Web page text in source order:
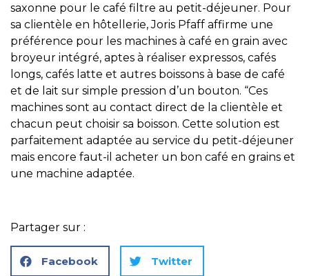
saxonne pour le café filtre au petit-déjeuner. Pour
sa clientèle en hôtellerie, Joris Pfaff affirme une
préférence pour les machines à café en grain avec
broyeur intégré, aptes à réaliser expressos, cafés
longs, cafés latte et autres boissons à base de café
et de lait sur simple pression d’un bouton. “Ces
machines sont au contact direct de la clientèle et
chacun peut choisir sa boisson. Cette solution est
parfaitement adaptée au service du petit-déjeuner
mais encore faut-il acheter un bon café en grains et
une machine adaptée.
Partager sur :
Facebook Twitter